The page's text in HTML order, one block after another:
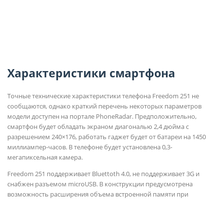
Характеристики смартфона
Точные технические характеристики телефона Freedom 251 не
сообщаются, однако краткий перечень некоторых параметров
модели доступен на портале PhoneRadar. Предположительно,
смартфон будет обладать экраном диагональю 2,4 дюйма с
разрешением 240×176, работать гаджет будет от батареи на 1450
миллиампер-часов. В телефоне будет установлена 0,3-
мегапиксельная камера.
Freedom 251 поддерживает Bluettoth 4.0, не поддерживает 3G и
снабжен разъемом microUSB. В конструкции предусмотрена
возможность расширения объема встроенной памяти при